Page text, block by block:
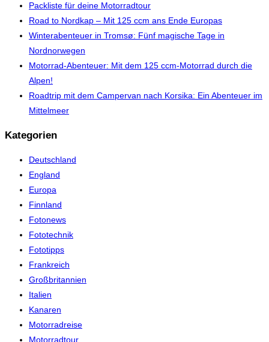
Packliste für deine Motorradtour
Road to Nordkap – Mit 125 ccm ans Ende Europas
Winterabenteuer in Tromsø: Fünf magische Tage in
Nordnorwegen
Motorrad-Abenteuer: Mit dem 125 ccm-Motorrad durch die
Alpen!
Roadtrip mit dem Campervan nach Korsika: Ein Abenteuer im
Mittelmeer
Kategorien
Deutschland
England
Europa
Finnland
Fotonews
Fototechnik
Fototipps
Frankreich
Großbritannien
Italien
Kanaren
Motorradreise
Motorradtour